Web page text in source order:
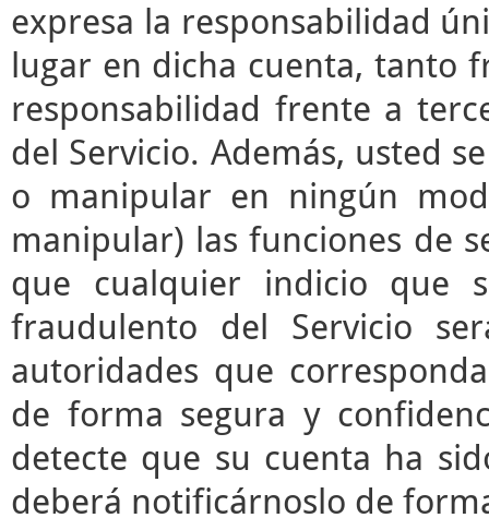
expresa la responsabilidad
lugar en dicha cuenta, tanto
responsabilidad frente a
del Servicio. Además, usted
o manipular en ningún
manipular) las funciones de
que cualquier indicio que
fraudulento del Servicio
autoridades que
de forma segura y
detecte que su cuenta ha
deberá notificárnoslo de